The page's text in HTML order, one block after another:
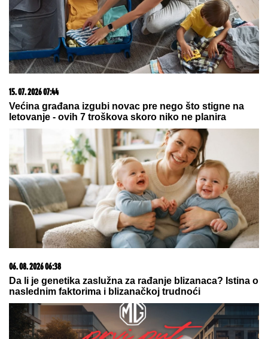
09. 07. 2026 09:20
Komfor po meri klijenata: nova linija paketa ALTA
banke
15. 07. 2026 07:44
Većina građana izgubi novac pre nego što stigne na
letovanje - ovih 7 troškova skoro niko ne planira